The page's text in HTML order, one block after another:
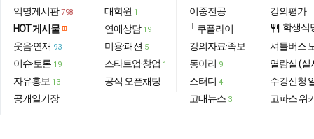
익명게시판 798
HOT 게시물
웃음·연재 93
이슈·토론 19
자유홍보 13
공개일기장
대학원 1
연애상담 19
미용·패션 5
스타트업·창업 1
공식 오픈채팅
이중전공
└ 쿠플라이
강의자료·족보
동아리 9
스터디 4
고대뉴스 3
강의평가
restaurant 학생식
셔틀버스
열람실 (실
수강신청
고파스 위